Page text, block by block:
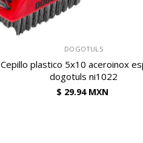
DOGOTULS
Cepillo plastico 5x10 aceroinox
dogotuls ni1022
$ 29.94 MXN